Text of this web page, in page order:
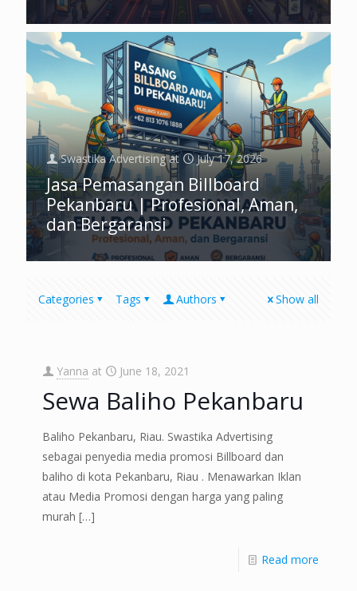
Swastika Advertising at July 17, 2026
Jasa Pemasangan Billboard
Pekanbaru | Profesional, Aman,
dan Bergaransi
Categories Tags Authors Show all
Yanna at June 18, 2021
Sewa Baliho Pekanbaru
Baliho Pekanbaru, Riau. Swastika Advertising
sebagai penyedia media promosi Billboard dan
baliho di kota Pekanbaru, Riau . Menawarkan Iklan
atau Media Promosi dengan harga yang paling
murah […]
Read more